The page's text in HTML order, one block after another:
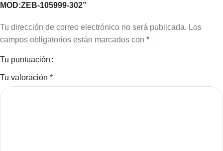
MOD:ZEB-105999-302”
Tu dirección de correo electrónico no será publicada. Los
campos obligatorios están marcados con *
Tu puntuación
Tu valoración *